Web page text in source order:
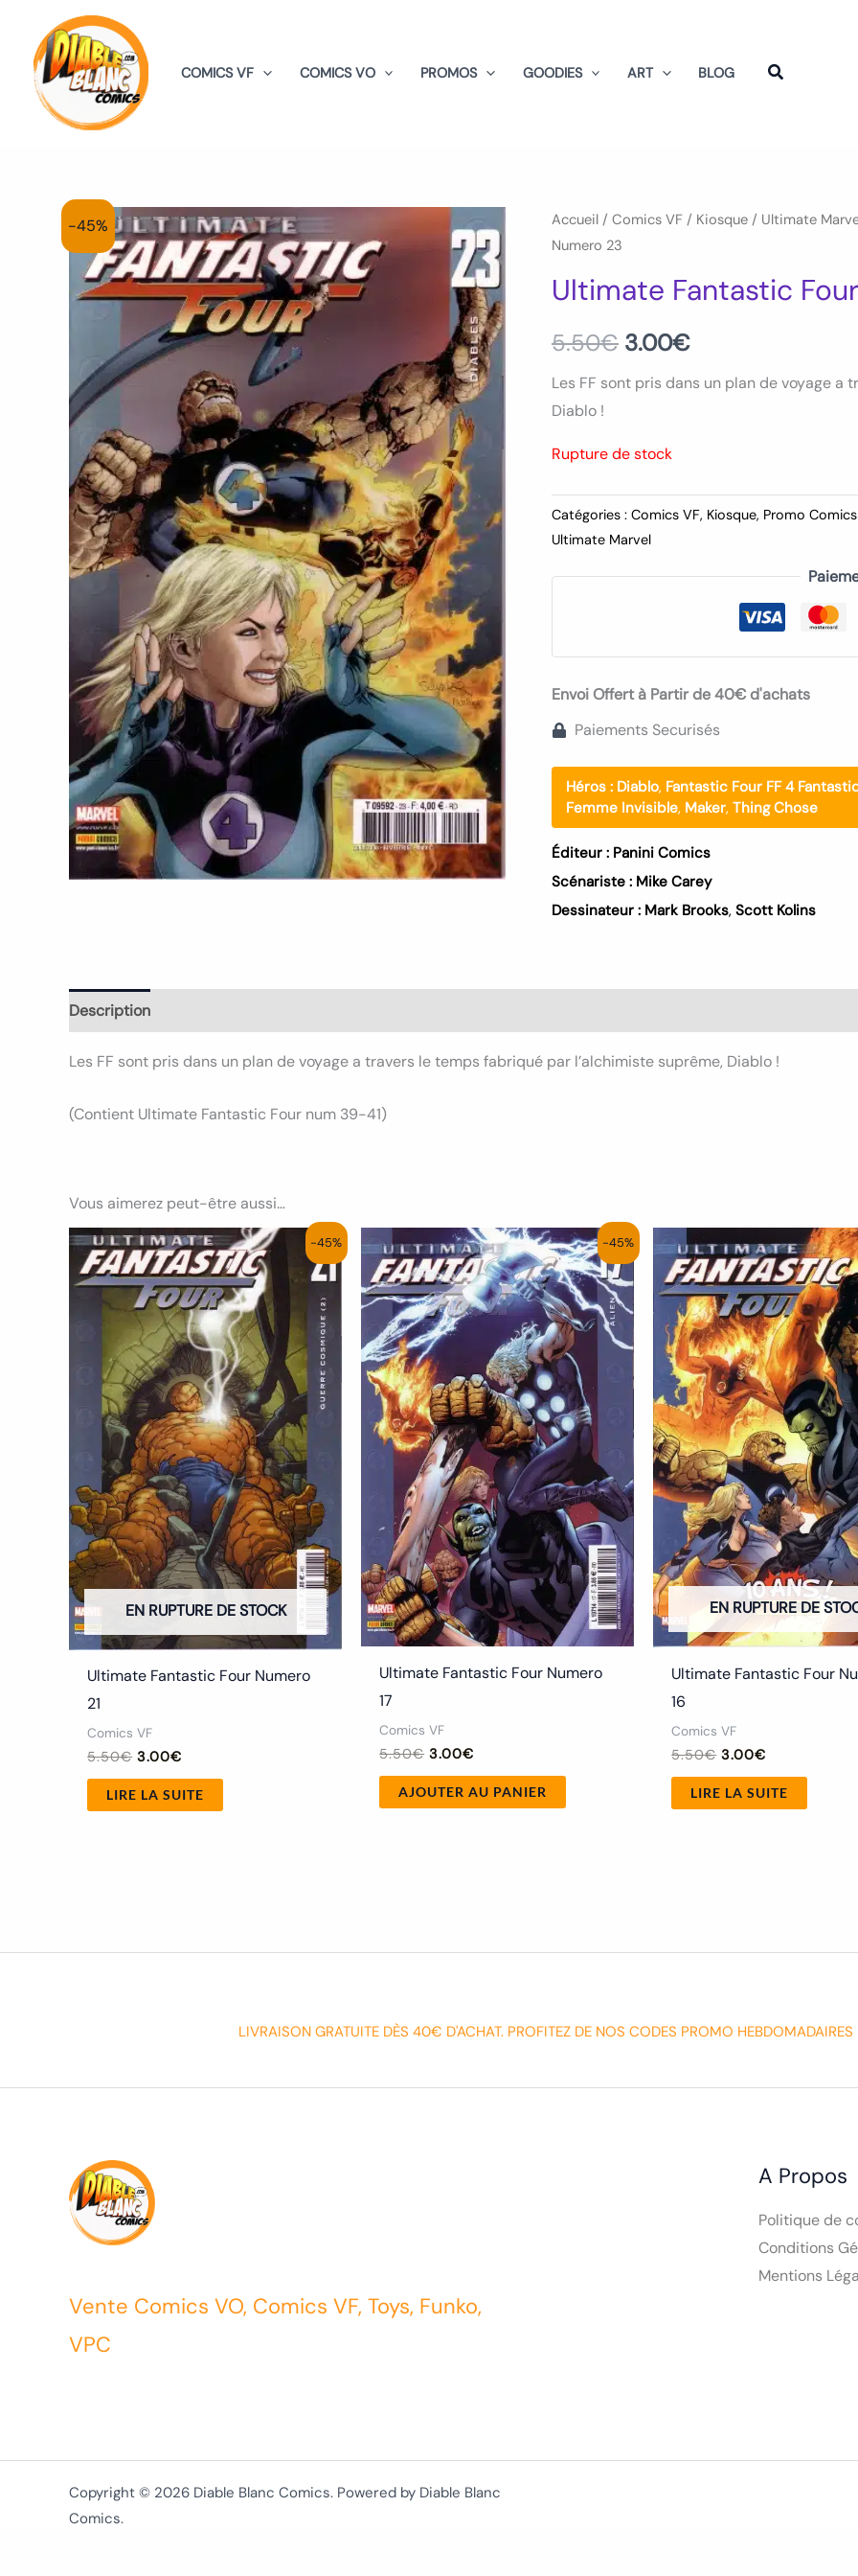
contenu
COMICS VF COMICS VO PROMOS GOODIES ART BLOG
-45% Accueil / Comics VF / Kiosque / Ultimate
Numero 23
Ultimate Fantastic
5.50€
Le
initial
était :
5.50€.
3.00€
Le
actuel
est :
3.00€.
Les FF sont pris dans un plan de voyage a
Diablo !
Rupture de stock
Catégories : Comics VF, Kiosque, Promo
Ultimate Marvel
Envoi Offert à Partir de 40€ d'achats
Paiements Securisés
Héros : Diablo, Fantastic Four FF 4
Femme Invisible, Maker, Thing Chose
Éditeur : Panini Comics
Scénariste : Mike Carey
Dessinateur : Mark Brooks, Scott Kolins
Description
Les FF sont pris dans un plan de voyage a travers le temps fabriqué par l’alchimiste suprême, Diablo !
(Contient Ultimate Fantastic Four num 39-41)
Vous aimerez peut-être aussi…
-45%
EN RUPTURE DE STOCK
Ultimate Fantastic Four Numero
21
Comics VF
5.50€
Le
prix
initial
était :
5.50€.
3.00€
Le
prix
actuel
est :
3.00€.
LIRE LA SUITE
-45%
Ultimate Fantastic Four Numero
17
Comics VF
5.50€
prix
initial
était :
5.50€.
3.00€
Le
prix
actuel
est :
3.00€.
AJOUTER AU PANIER
EN RUPTURE DE
Ultimate Fantastic Four
16
Comics VF
5.50€
prix
initial
était :
5.50€.
3.00€
prix
actuel
est :
3.00€.
LIRE LA SUITE
LIVRAISON GRATUITE DÈS 40€ D'ACHAT. PROFITEZ DE NOS CODES PROMO HEBDOMADAIRES
Vente Comics VO, Comics VF, Toys, Funko,
VPC
A Propos
Politique de
Conditions
Mentions
Copyright © 2026 Diable Blanc Comics. Powered by Diable Blanc
Comics.